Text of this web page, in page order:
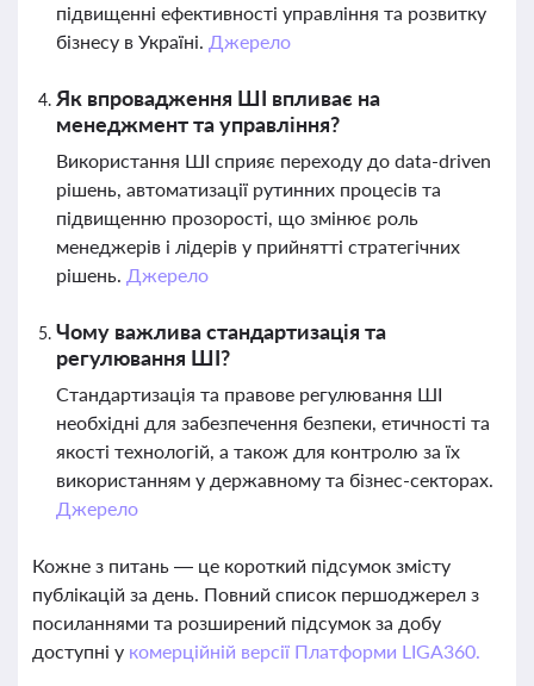
підвищенні ефективності управління та розвитку
бізнесу в Україні. Джерело
Як впровадження ШІ впливає на
менеджмент та управління?
Використання ШІ сприяє переходу до data-driven
рішень, автоматизації рутинних процесів та
підвищенню прозорості, що змінює роль
менеджерів і лідерів у прийнятті стратегічних
рішень. Джерело
Чому важлива стандартизація та
регулювання ШІ?
Стандартизація та правове регулювання ШІ
необхідні для забезпечення безпеки, етичності та
якості технологій, а також для контролю за їх
використанням у державному та бізнес-секторах.
Джерело
Кожне з питань — це короткий підсумок змісту
публікацій за день. Повний список першоджерел з
посиланнями та розширений підсумок за добу
доступні у комерційній версії Платформи LIGA360.